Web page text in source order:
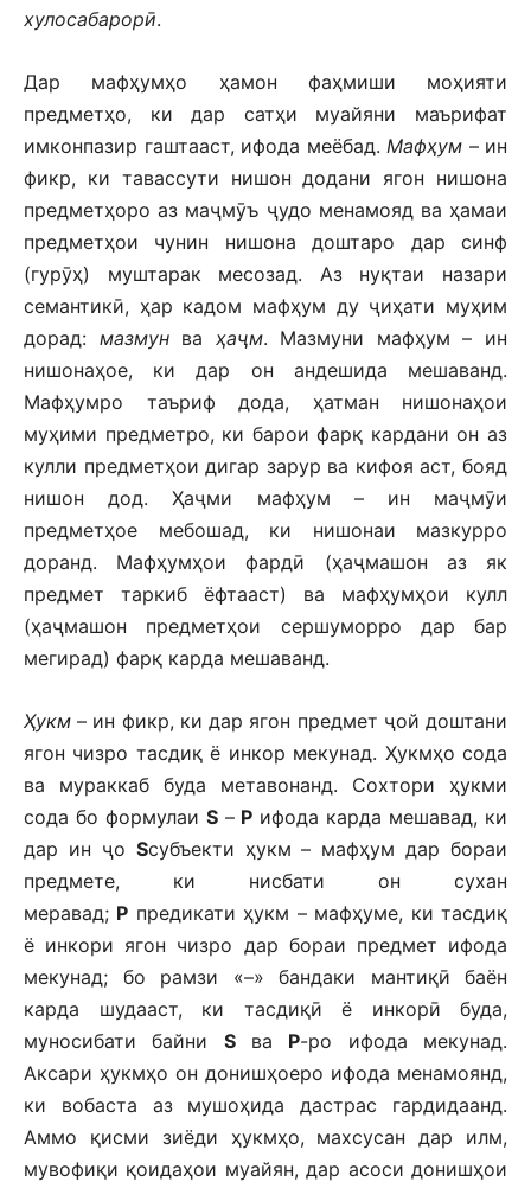
хулосабарорӣ.
Дар мафҳумҳо ҳамон фаҳмиши моҳияти
предметҳо, ки дар сатҳи муайяни маърифат
имконпазир гаштааст, ифода меёбад. Мафҳум – ин
фикр, ки тавассути нишон додани ягон нишона
предметҳоро аз маҷмӯъ ҷудо менамояд ва ҳамаи
предметҳои чунин нишона доштаро дар синф
(гурӯҳ) муштарак месозад. Аз нуқтаи назари
семантикӣ, ҳар кадом мафҳум ду ҷиҳати муҳим
дорад: мазмунва ҳаҷм. Мазмуни мафҳум – ин
нишонаҳое, ки дар он андешида мешаванд.
Мафҳумро таъриф дода, ҳатман нишонаҳои
муҳими предметро, ки барои фарқ кардани он аз
кулли предметҳои дигар зарур ва кифоя аст, бояд
нишон дод. Ҳаҷми мафҳум – ин маҷмӯи
предметҳое мебошад, ки нишонаи мазкурро
доранд. Мафҳумҳои фардӣ (ҳаҷмашон аз як
предмет таркиб ёфтааст) ва мафҳумҳои кулл
(ҳаҷмашон предметҳои сершуморро дар бар
мегирад) фарқ карда мешаванд.
Ҳукм – ин фикр, ки дар ягон предмет ҷой доштани
ягон чизро тасдиқ ё инкор мекунад. Ҳукмҳо сода
ва мураккаб буда метавонанд. Сохтори ҳукми
сода бо формулаи S– P ифода карда мешавад, ки
дар ин ҷо Sсубъекти ҳукм – мафҳум дар бораи
предмете, ки нисбати он сухан
меравад; P предикати ҳукм – мафҳуме, ки тасдиқ
ё инкори ягон чизро дар бораи предмет ифода
мекунад; бо рамзи «–» бандаки мантиқӣ баён
карда шудааст, ки тасдиқӣ ё инкорӣ буда,
муносибати байни Sва P-ро ифода мекунад.
Аксари ҳукмҳо он донишҳоеро ифода менамоянд,
ки вобаста аз мушоҳида дастрас гардидаанд.
Аммо қисми зиёди ҳукмҳо, махсусан дар илм,
мувофиқи қоидаҳои муайян, дар асоси донишҳои